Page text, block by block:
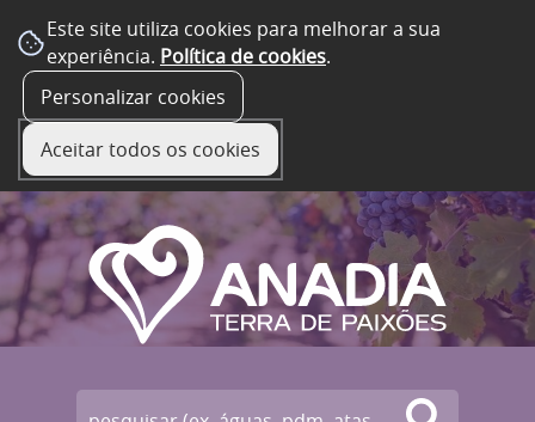
Este site utiliza cookies para melhorar a sua
experiência. Política de cookies.
Personalizar cookies
Aceitar todos os cookies